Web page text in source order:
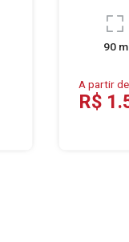
90
A partir
R$